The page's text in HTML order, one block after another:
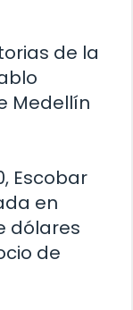
de la
Medellín
Escobar
en
dólares
de